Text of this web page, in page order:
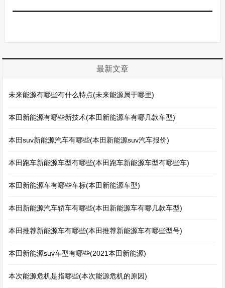
最新文章
未来能源有哪些有什么特点(未来能源属于哪里)
本田新能源有哪些新技术(本田新能源车有哪几款车型)
本田suv新能源汽车有哪些(本田新能源suv汽车报价)
本田跑车新能源车型有哪些(本田跑车新能源车型有哪些车)
本田新能源车有哪些车标(本田新能源车型)
本田新能源汽车轿车有哪些(本田新能源车有哪几款车型)
本田推荐新能源车有哪些(本田推荐新能源车有哪些型号)
本田新能源suv车型有哪些(2021本田新能源)
本次能源危机是指哪些(本次能源危机的原因)